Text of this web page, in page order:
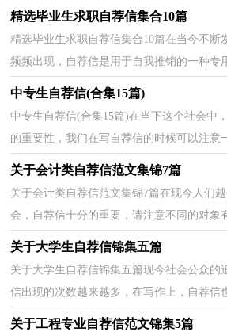
候，应该先写些什么？中间怎么写？最后怎
精选毕业生求职自荐信集合10篇
精选毕业生求职自荐信集合10篇在当今不断
频频出现，自荐信是用于自我推销的一种专
自荐信呢？下面是小编精心整理的毕业生求
中专生自荐信(合集15篇)
中专生自荐信(合集15篇)在当下这个社会中
的重要性，我们在写自荐信的时候可以注意
写自荐信吗？下面是小编帮大家整理的中专
关于会计类自荐信范文集锦7篇
关于会计类自荐信范文集锦7篇在现今人们
会，自荐信十分的重要，请注意不同的对象
信的时候主要写哪些内容比较好呢？下面是
关于大学生自荐信锦集五篇
关于大学生自荐信锦集五篇现今社会公众的
信出现的次数越来越多，在写作上，自荐信
在为写自荐信而苦恼吗？下面是小编为大家
关于工程专业自荐信范文锦集5篇